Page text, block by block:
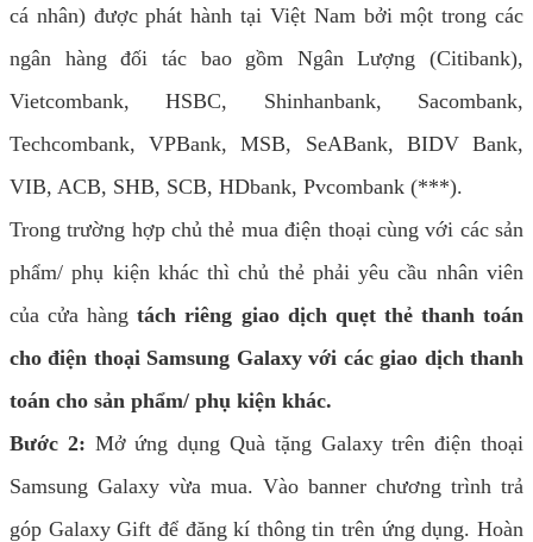
cá nhân) được phát hành tại Việt Nam bởi một trong các
ngân hàng đối tác bao gồm Ngân Lượng (Citibank),
Vietcombank, HSBC, Shinhanbank, Sacombank,
Techcombank, VPBank, MSB, SeABank, BIDV Bank,
VIB, ACB, SHB, SCB, HDbank, Pvcombank (***).
Trong trường hợp chủ thẻ mua điện thoại cùng với các sản
phẩm/ phụ kiện khác thì chủ thẻ phải yêu cầu nhân viên
của cửa hàng tách riêng giao dịch quẹt thẻ thanh toán
cho điện thoại Samsung Galaxy với các giao dịch thanh
toán cho sản phẩm/ phụ kiện khác.
Bước 2: Mở ứng dụng Quà tặng Galaxy trên điện thoại
Samsung Galaxy vừa mua. Vào banner chương trình trả
góp Galaxy Gift để đăng kí thông tin trên ứng dụng. Hoàn